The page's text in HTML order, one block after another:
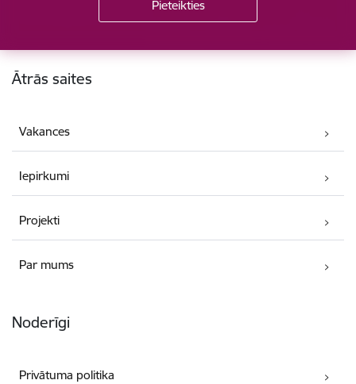
Kājene
Ātrās saites
Vakances
Iepirkumi
Projekti
Par mums
Noderīgi
Privātuma politika